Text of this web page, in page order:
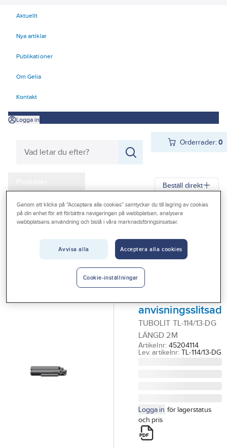
Aktuellt
Nya artiklar
Publikationer
Om Gelia
Kontakt
Logga in
Orderrader:0
Outlet
Beställ direkt
Gelia Produkter Teknisk isolering Cellgummi Tubolit DG
ARMACELL
Rörisolering
Tubolit DG,
anvisningsslitsad
TUBOLIT TL-114/13-DG
LÄNGD 2M
Artikelnr: 45204114
Lev. artikelnr: TL-114/13-DG
Logga in för lagerstatus
och pris
Genom att klicka på "Acceptera alla cookies" samtycker du till lagring av cookies
på din enhet för att förbättra navigeringen på webbplatsen, analysera
webbplatsens användning och bistå i våra marknadsföringsinsatser.
Avvisa alla Acceptera alla cookies
Cookie-inställningar